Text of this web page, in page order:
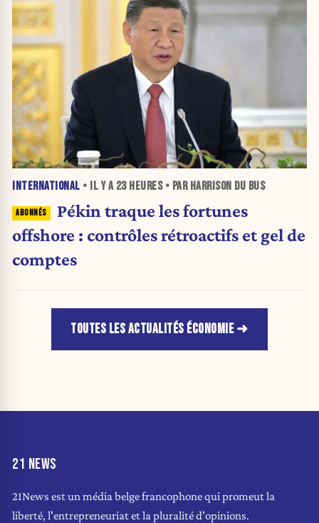
INTERNATIONAL • IL Y A 23 HEURES• PAR HARRISON DU BUS
Pékin traque les fortunes
offshore : contrôles rétroactifs et gel de
comptes
TOUTES LES ACTUALITÉS ÉCONOMIE
21 NEWS
21News est un média belge francophone qui promeut la
liberté, l'entrepreneuriat et la pluralité d'opinions.